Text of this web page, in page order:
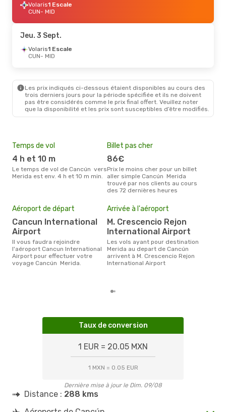
VivaAerobus1 Escale
CUN- MID
MID- CUN
Ven. 18 Sept.- Sam. 26 Sept.
- CUN
Volaris1 Escale
CUN- MID
Jeu. 3 Sept.
Volaris1 Escale
CUN- MID
Les prix indiqués ci-dessous étaient disponibles au cours des
trois derniers jours pour la période spécifiée et ils ne doivent
pas être considérés comme le prix final offert. Veuillez noter
que la disponibilité et les prix sont susceptibles d’être modifiés.
Temps de vol
4 h et 10 m
Le temps de vol de Cancún vers
Merida est env. 4 h et 10 m min.
Billet pas cher
86€
Prix le moins cher pour un billet
aller simple Cancún Merida
trouvé par nos clients au cours
des 72 dernières heures
Aéroport de départ
Cancun International
Airport
Il vous faudra rejoindre
l'aéroport Cancun International
Airport pour effectuer votre
voyage Cancún Merida.
Arrivée à l'aéroport
M. Crescencio Rejon
International Airport
Les vols ayant pour destination
Merida au depart de Cancún
arrivent à M. Crescencio Rejon
International Airport
Taux de conversion
1 EUR = 20.05 MXN
1 MXN = 0.05 EUR
Dernière mise à jour le Dim. 09/08
Distance : 288 kms